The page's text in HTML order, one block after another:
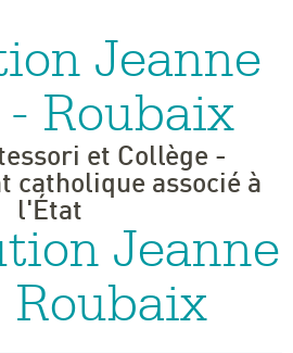
Jeanne
Roubaix
et Collège -
catholique associé à
l'État